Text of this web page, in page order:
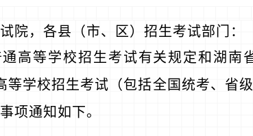
院，各县（市、区）招生考试部门：
高等学校招生考试有关规定和湖南
学校招生考试（包括全国统考、省
项通知如下。